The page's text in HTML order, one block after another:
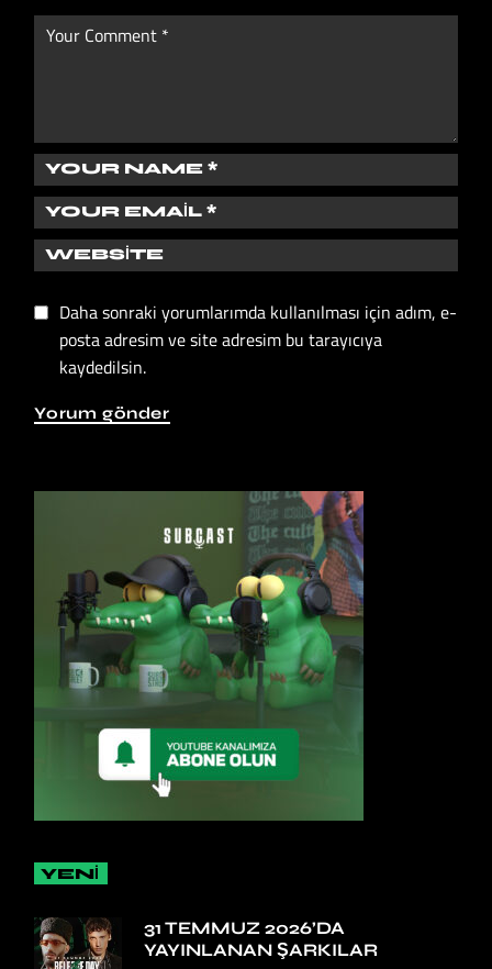
Daha sonraki yorumlarımda kullanılması için adım, e-
posta adresim ve site adresim bu tarayıcıya
kaydedilsin.
Yorum gönder
YENİ
31 TEMMUZ 2026’DA
YAYINLANAN ŞARKILAR